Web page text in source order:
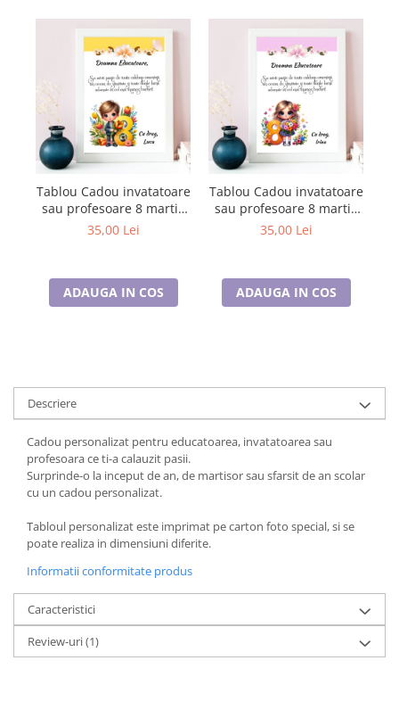
Tablou Cadou invatatoare
sau profesoare 8 martie
cu mesaje personalizate
35,00 Lei
ADAUGA IN COS
Tablou Cadou invatatoare
sau profesoare 8 martie
cu mesaje personalizate
35,00 Lei
ADAUGA IN COS
Descriere
Cadou personalizat pentru educatoarea, invatatoarea sau
profesoara ce ti-a calauzit pasii.
Surprinde-o la inceput de an, de martisor sau sfarsit de an scolar
cu un cadou personalizat.
Tabloul personalizat este imprimat pe carton foto special, si se
poate realiza in dimensiuni diferite.
Informatii conformitate produs
Caracteristici
Review-uri(1)